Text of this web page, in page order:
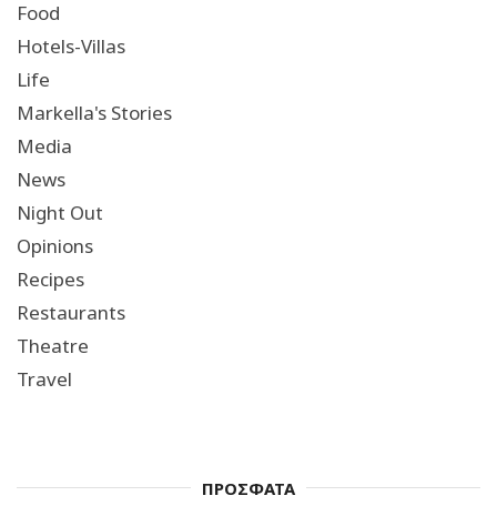
Food
Hotels-Villas
Life
Markella's Stories
Media
News
Night Out
Opinions
Recipes
Restaurants
Theatre
Travel
ΠΡΟΣΦΑΤΑ